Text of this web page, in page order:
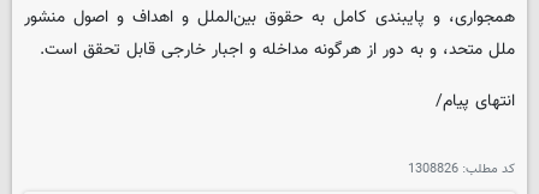
همجواری، و پایبندی کامل به حقوق بین‌الملل و اهداف و اصول منشور
ملل متحد، و به دور از هرگونه مداخله و اجبار خارجی قابل تحقق است.
انتهای پیام/
کد مطلب: 1308826